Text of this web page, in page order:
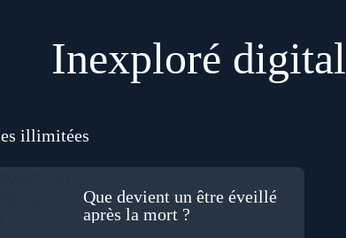
Inexploré digital
illimitées
Que devient un être éveillé
après la mort ?